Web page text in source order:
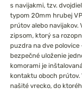
s navijakmi, tzv.
typom 20mm hrubej
prútov alebo navijakov.
zipsom, ktorý sa
puzdra na dve
bezpečné uloženie
komorami je
kontaktu oboch prútov.
našité vrecko, do